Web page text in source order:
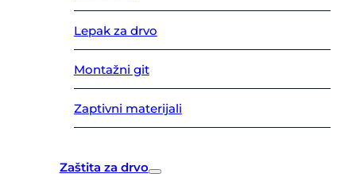
Lepak za drvo
Montažni git
Zaptivni materijali
Zaštita za drvo